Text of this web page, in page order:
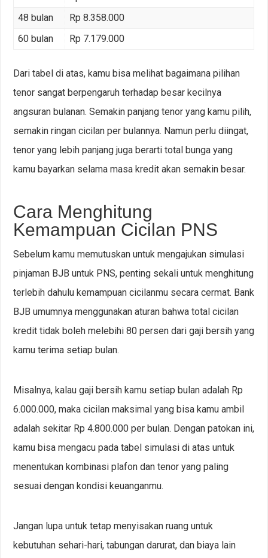
48 bulan
Rp 8.358.000
60 bulan
Rp 7.179.000
Dari tabel di atas, kamu bisa melihat bagaimana pilihan
tenor sangat berpengaruh terhadap besar kecilnya
angsuran bulanan. Semakin panjang tenor yang kamu pilih,
semakin ringan cicilan per bulannya. Namun perlu diingat,
tenor yang lebih panjang juga berarti total bunga yang
kamu bayarkan selama masa kredit akan semakin besar.
Cara Menghitung
Kemampuan Cicilan PNS
Sebelum kamu memutuskan untuk mengajukan simulasi
pinjaman BJB untuk PNS, penting sekali untuk menghitung
terlebih dahulu kemampuan cicilanmu secara cermat. Bank
BJB umumnya menggunakan aturan bahwa total cicilan
kredit tidak boleh melebihi 80 persen dari gaji bersih yang
kamu terima setiap bulan.
Misalnya, kalau gaji bersih kamu setiap bulan adalah Rp
6.000.000, maka cicilan maksimal yang bisa kamu ambil
adalah sekitar Rp 4.800.000 per bulan. Dengan patokan ini,
kamu bisa mengacu pada tabel simulasi di atas untuk
menentukan kombinasi plafon dan tenor yang paling
sesuai dengan kondisi keuanganmu.
Jangan lupa untuk tetap menyisakan ruang untuk
kebutuhan sehari-hari, tabungan darurat, dan biaya lain